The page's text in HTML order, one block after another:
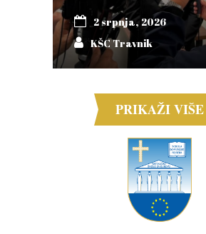
2 srpnja, 2026
KŠC Travnik
PRIKAŽI VIŠE